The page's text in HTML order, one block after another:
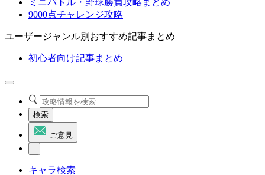
ミニバトル・野球勝負攻略まとめ
9000点チャレンジ攻略
ユーザージャンル別おすすめ記事まとめ
初心者向け記事まとめ
検索
ご意見
キャラ検索